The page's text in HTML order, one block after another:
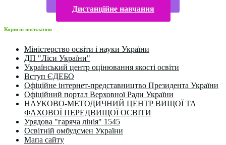
Дистанційне навчання
Корисні посилання
Міністерство освіти і науки України
ДП "Ліси України"
Український центр оцінювання якості освіти
Вступ ЄДЕБО
Офіційне інтернет-представництво Президента України
Офіційний портал Верховної Ради України
НАУКОВО-МЕТОДИЧНИЙ ЦЕНТР ВИЩОЇ ТА
ФАХОВОЇ ПЕРЕДВИЩОЇ ОСВІТИ
Урядова "гаряча лінія" 1545
Освітній омбудсмен України
Мапа сайту